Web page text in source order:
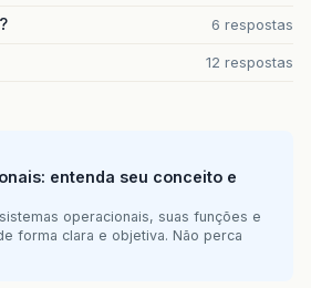
6 respostas
12 respostas
entenda seu conceito e
operacionais, suas funções e
forma clara e objetiva. Não perca